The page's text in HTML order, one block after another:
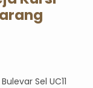
Sel UC11